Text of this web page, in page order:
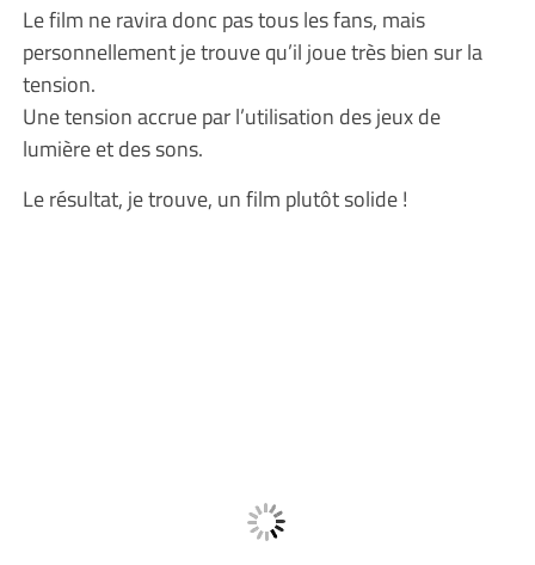
Le film ne ravira donc pas tous les fans, mais
personnellement je trouve qu’il joue très bien sur la
tension.
Une tension accrue par l’utilisation des jeux de
lumière et des sons.
Le résultat, je trouve, un film plutôt solide !